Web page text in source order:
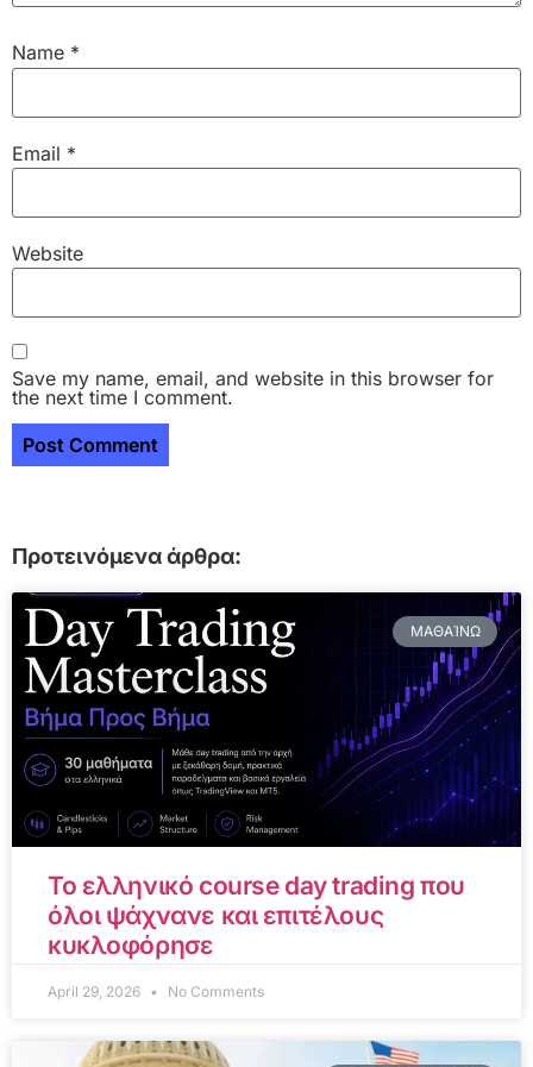
Name *
Email *
Website
Save my name, email, and website in this browser for
the next time I comment.
Προτεινόμενα άρθρα:
ΜΑΘΑΊΝΩ
Το ελληνικό course day trading που
όλοι ψάχνανε και επιτέλους
κυκλοφόρησε
April 29, 2026 No Comments